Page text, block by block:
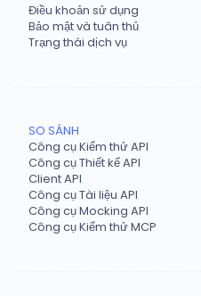
Điều khoản sử dụng
Bảo mật và tuân thủ
Trạng thái dịch vụ
SO SÁNH
Công cụ Kiểm thử API
Công cụ Thiết kế API
Client API
Công cụ Tài liệu API
Công cụ Mocking API
Công cụ Kiểm thử MCP